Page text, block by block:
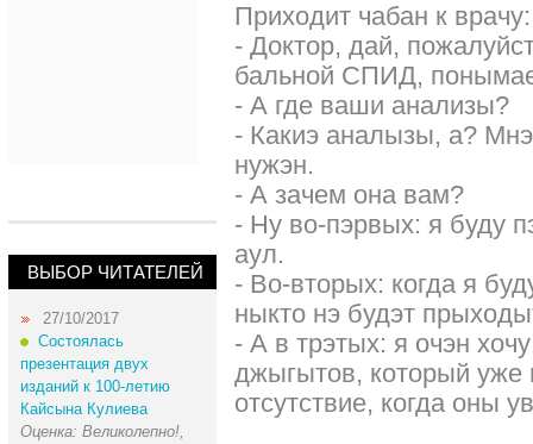
ВЫБОР ЧИТАТЕЛЕЙ
27/10/2017
Состоялась
презентация двух
изданий к 100-летию
Кайсына Кулиева
Оценка: Великолепно!,
Приходит чабан к врачу:
- Доктор, дай,
бальной СПИД,
- А где ваши анализы?
- Какиэ аналызы, а?
нужэн.
- А зачем она вам?
- Ну во-пэрвых: я буду
аул.
- Во-вторых: когда я
ныкто нэ будэт
- А в трэтых: я очэн
джыгытов, который
отсутствие, когда оны